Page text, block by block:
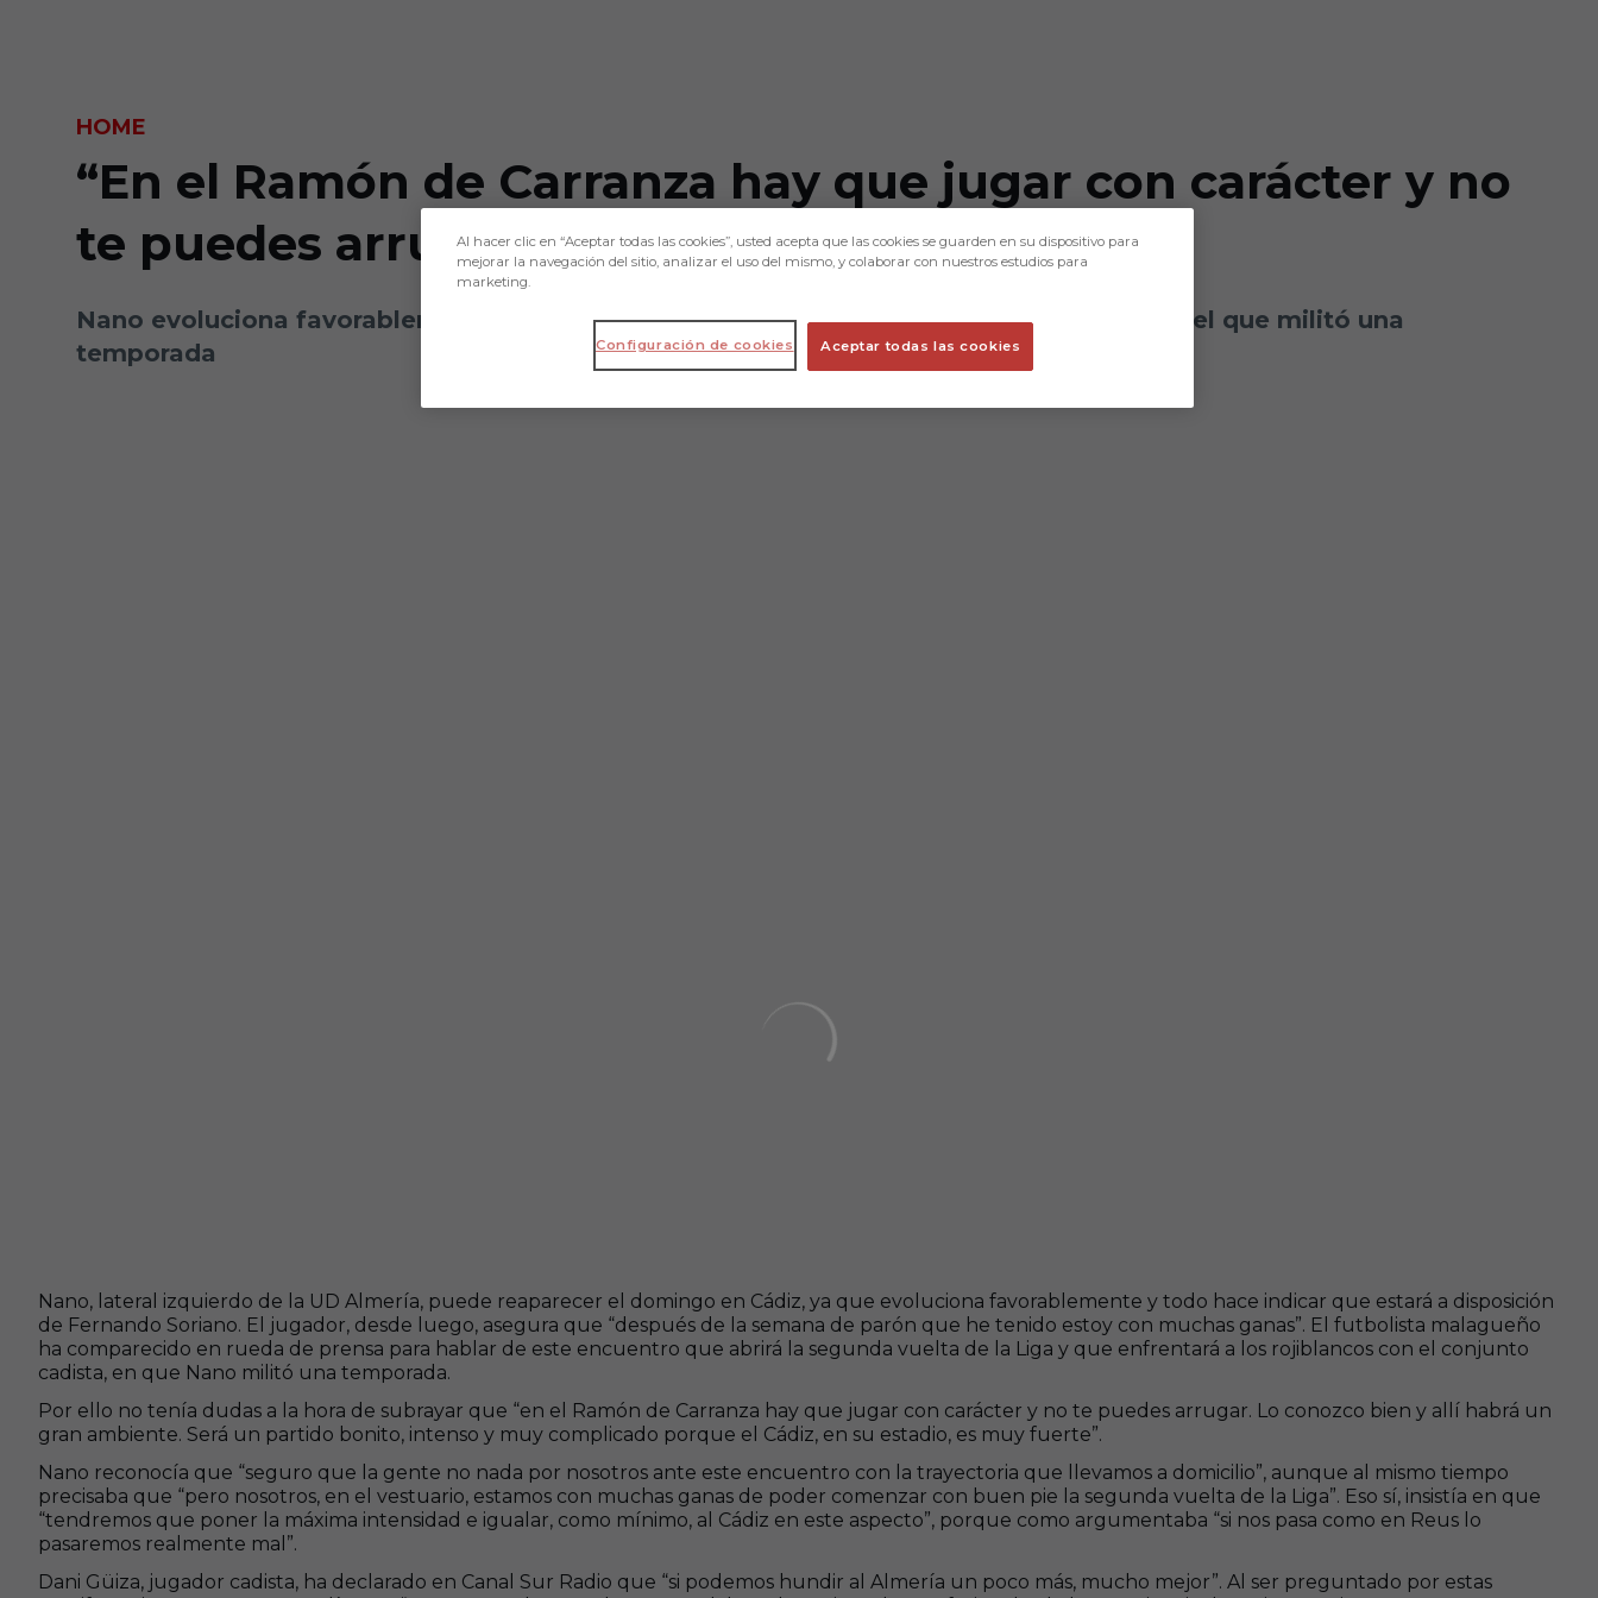
HOME
“En el Ramón de Carranza hay que jugar con carácter y no
te puedes arrugar”
Nano evoluciona favorablemente y puede estar disponible para enfrentarse al Cádiz, en el que militó una
temporada
Nano, lateral izquierdo de la UD Almería, puede reaparecer el domingo en Cádiz, ya que evoluciona favorablemente y todo hace indicar que estará a disposición
de Fernando Soriano. El jugador, desde luego, asegura que “después de la semana de parón que he tenido estoy con muchas ganas”. El futbolista malagueño
ha comparecido en rueda de prensa para hablar de este encuentro que abrirá la segunda vuelta de la Liga y que enfrentará a los rojiblancos con el conjunto
cadista, en que Nano militó una temporada.
Por ello no tenía dudas a la hora de subrayar que “en el Ramón de Carranza hay que jugar con carácter y no te puedes arrugar. Lo conozco bien y allí habrá un
gran ambiente. Será un partido bonito, intenso y muy complicado porque el Cádiz, en su estadio, es muy fuerte”.
Nano reconocía que “seguro que la gente no nada por nosotros ante este encuentro con la trayectoria que llevamos a domicilio”, aunque al mismo tiempo
precisaba que “pero nosotros, en el vestuario, estamos con muchas ganas de poder comenzar con buen pie la segunda vuelta de la Liga”. Eso sí, insistía en que
“tendremos que poner la máxima intensidad e igualar, como mínimo, al Cádiz en este aspecto”, porque como argumentaba “si nos pasa como en Reus lo
pasaremos realmente mal”.
Dani Güiza, jugador cadista, ha declarado en Canal Sur Radio que “si podemos hundir al Almería un poco más, mucho mejor”. Al ser preguntado por estas
Al hacer clic en “Aceptar todas las cookies”, usted acepta que las cookies se guarden en su dispositivo para
mejorar la navegación del sitio, analizar el uso del mismo, y colaborar con nuestros estudios para
marketing.
Aceptar todas las cookies
Configuración de cookies